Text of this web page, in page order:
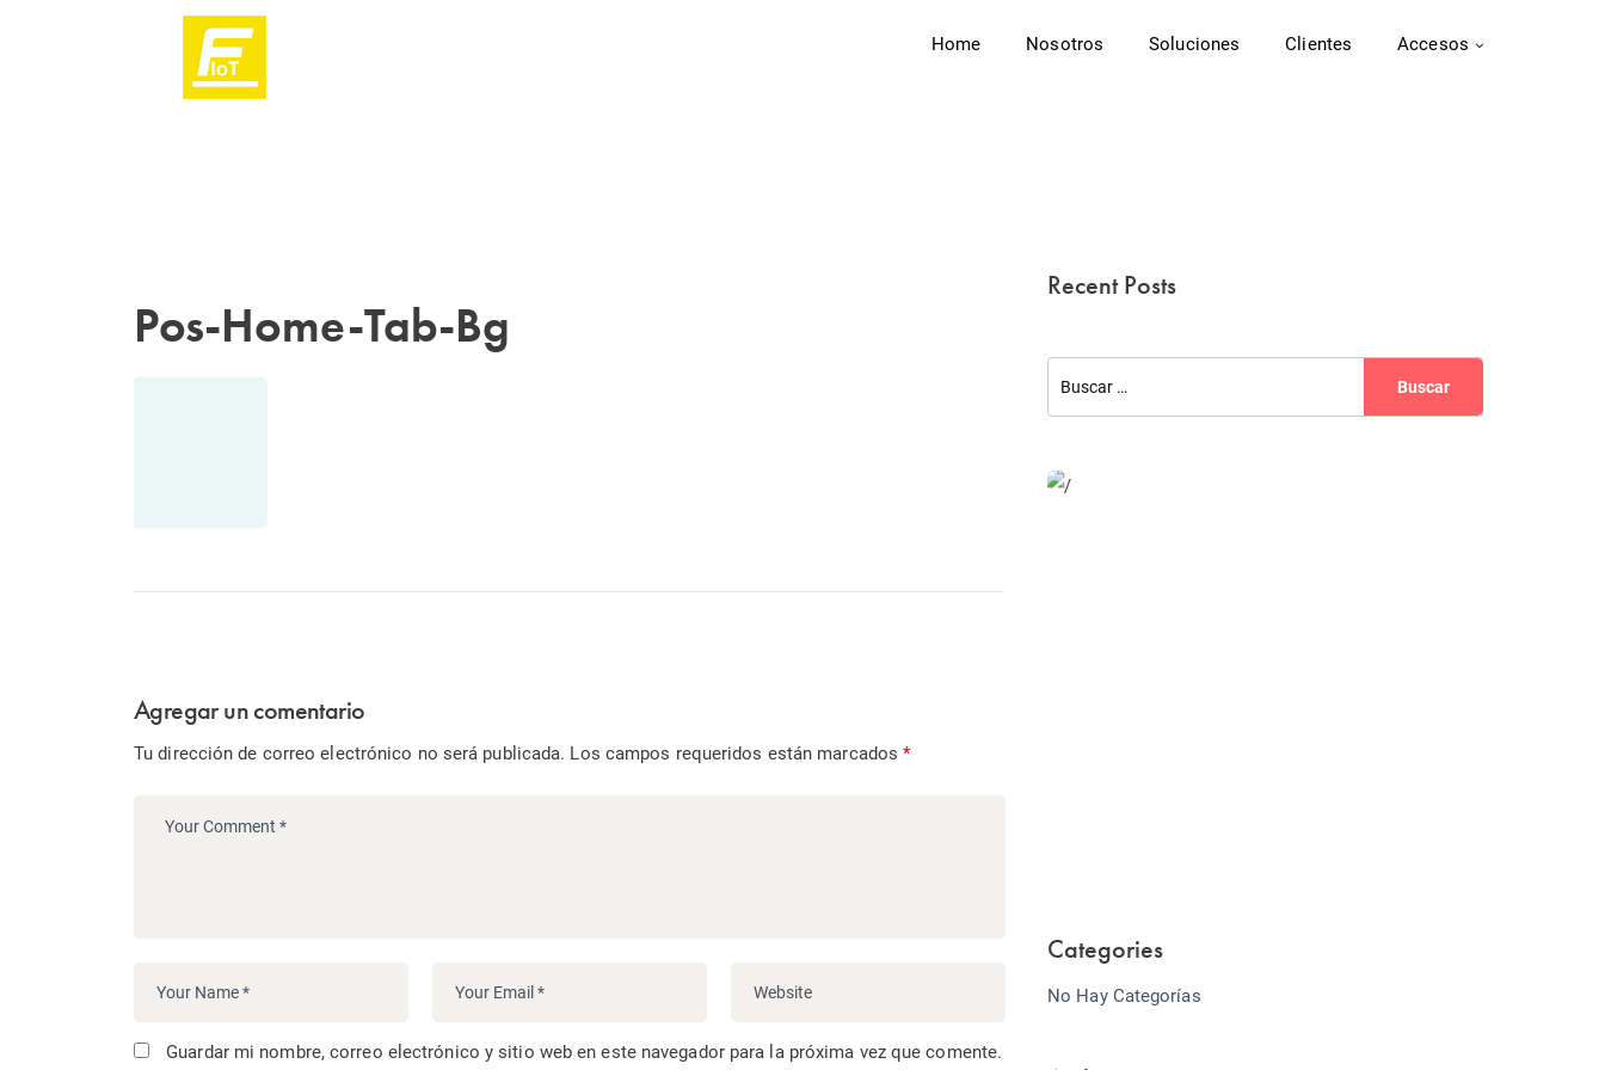
Home Nosotros Soluciones Clientes Accesos
Pos-Home-Tab-Bg
Agregar un comentario
Tu dirección de correo electrónico no será publicada. Los campos requeridos están marcados*
Guardar mi nombre, correo electrónico y sitio web en este navegador para la próxima vez que comente.
Recent Posts
Categories
No Hay Categorías